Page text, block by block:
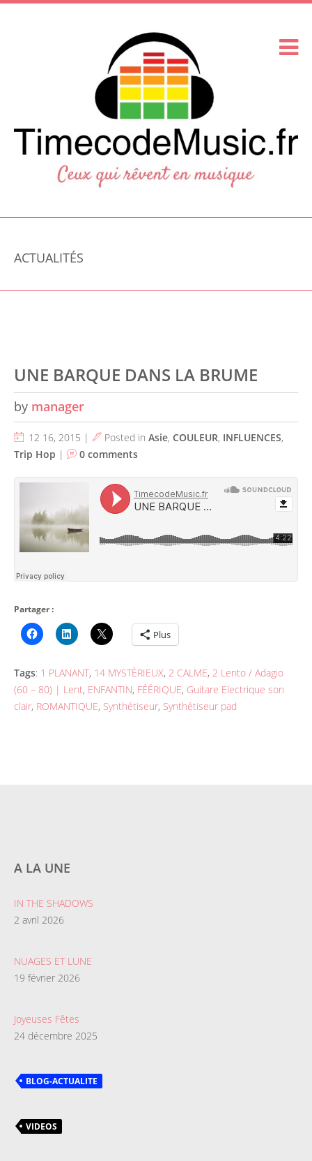
ACTUALITÉS
UNE BARQUE DANS LA BRUME
by manager
12 16, 2015 | Posted in Asie, COULEUR, INFLUENCES,
Trip Hop | 0 comments
Partager :
Plus
Tags: 1 PLANANT, 14 MYSTÈRIEUX, 2 CALME, 2 Lento / Adagio
(60 – 80) | Lent, ENFANTIN, FÉÉRIQUE, Guitare Electrique son
clair, ROMANTIQUE, Synthétiseur, Synthétiseur pad
A LA UNE
IN THE SHADOWS
2 avril 2026
NUAGES ET LUNE
19 février 2026
Joyeuses Fêtes
24 décembre 2025
BLOG-ACTUALITE
VIDEOS